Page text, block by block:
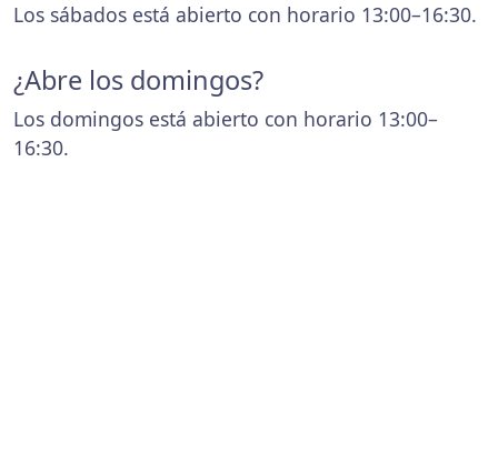
Los sábados está abierto con horario 13:00–16:30.
¿Abre los domingos?
Los domingos está abierto con horario 13:00–
16:30.